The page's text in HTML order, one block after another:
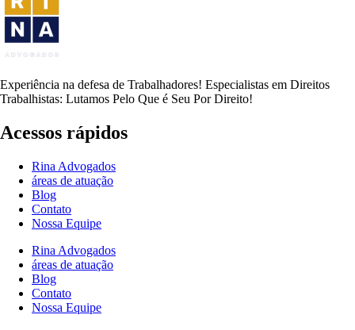
Experiência na defesa de Trabalhadores! Especialistas em Direitos
Trabalhistas: Lutamos Pelo Que é Seu Por Direito!
Acessos rápidos
Rina Advogados
áreas de atuação
Blog
Contato
Nossa Equipe
Rina Advogados
áreas de atuação
Blog
Contato
Nossa Equipe